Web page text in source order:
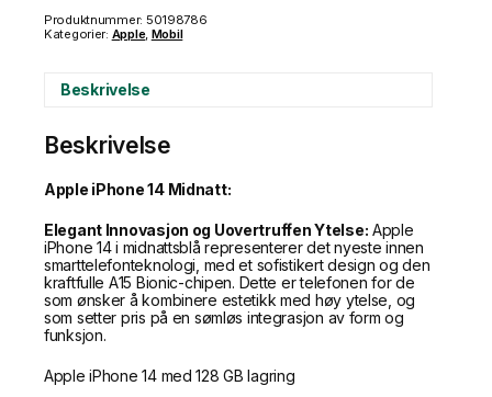
Produktnummer: 50198786
Kategorier: Apple, Mobil
Beskrivelse
Beskrivelse
Apple iPhone 14 Midnatt:
Elegant Innovasjon og Uovertruffen Ytelse: Apple
iPhone 14 i midnattsblå representerer det nyeste innen
smarttelefonteknologi, med et sofistikert design og den
kraftfulle A15 Bionic-chipen. Dette er telefonen for de
som ønsker å kombinere estetikk med høy ytelse, og
som setter pris på en sømløs integrasjon av form og
funksjon.
Apple iPhone 14 med 128 GB lagring